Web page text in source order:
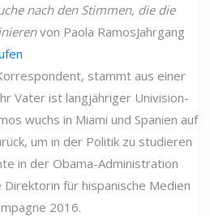
nach den Stimmen, die die
von Paola RamosJahrgang
stammt aus einer
Vater ist langjähriger Univision-
wuchs in Miami und Spanien auf
um in der Politik zu studieren
in der Obama-Administration
für hispanische Medien
2016.